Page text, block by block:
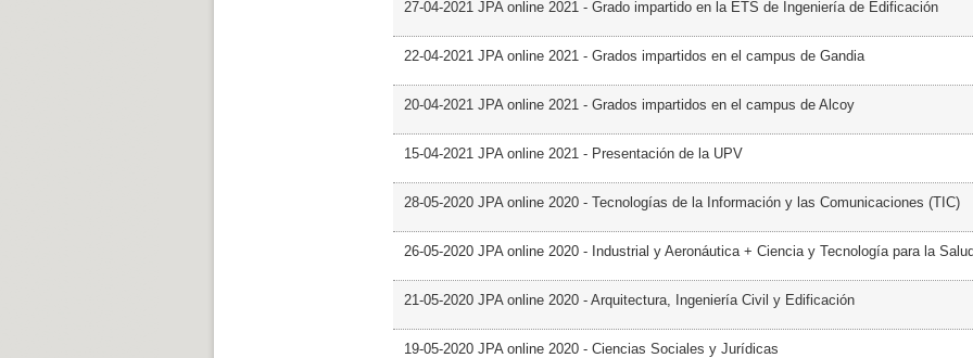
27-04-2021 JPA online 2021 - Grado impartido en la ETS de Ingeniería de Edificación
22-04-2021 JPA online 2021 - Grados impartidos en el campus de Gandia
20-04-2021 JPA online 2021 - Grados impartidos en el campus de Alcoy
15-04-2021 JPA online 2021 - Presentación de la UPV
28-05-2020 JPA online 2020 - Tecnologías de la Información y las Comunicaciones (TIC)
26-05-2020 JPA online 2020 - Industrial y Aeronáutica + Ciencia y Tecnología para la
21-05-2020 JPA online 2020 - Arquitectura, Ingeniería Civil y Edificación
19-05-2020 JPA online 2020 - Ciencias Sociales y Jurídicas